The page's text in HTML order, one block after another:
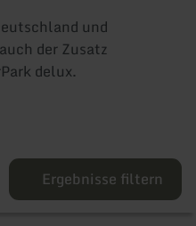
und
der Zusatz
delux.
Ergebnisse filtern